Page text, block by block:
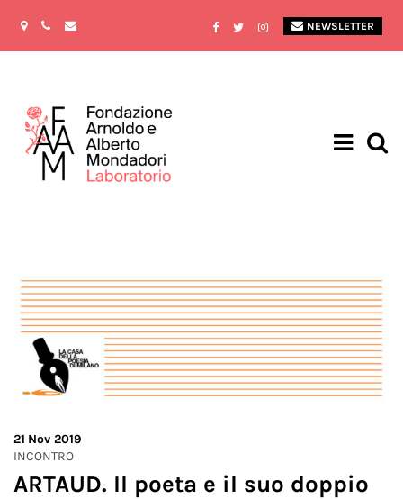
NEWSLETTER
21 Nov 2019
INCONTRO
ARTAUD. Il poeta e il suo doppio